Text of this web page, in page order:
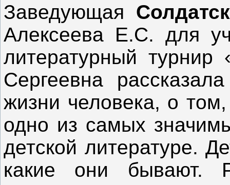
Заведующая
Алексеева Е.С. для
литературный турнир
Сергеевна
жизни человека, о
одно из самых
детской литературе.
какие они бывают.